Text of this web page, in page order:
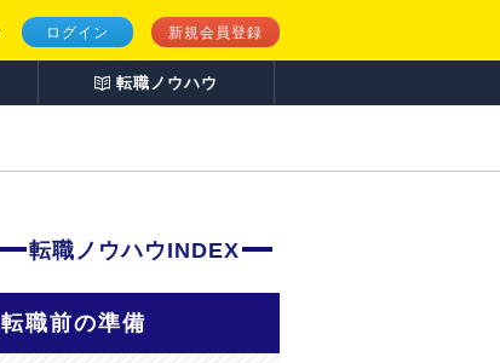
ログイン 新規会員登録
転職ノウハウ
転職ノウハウINDEX
転職前の準備